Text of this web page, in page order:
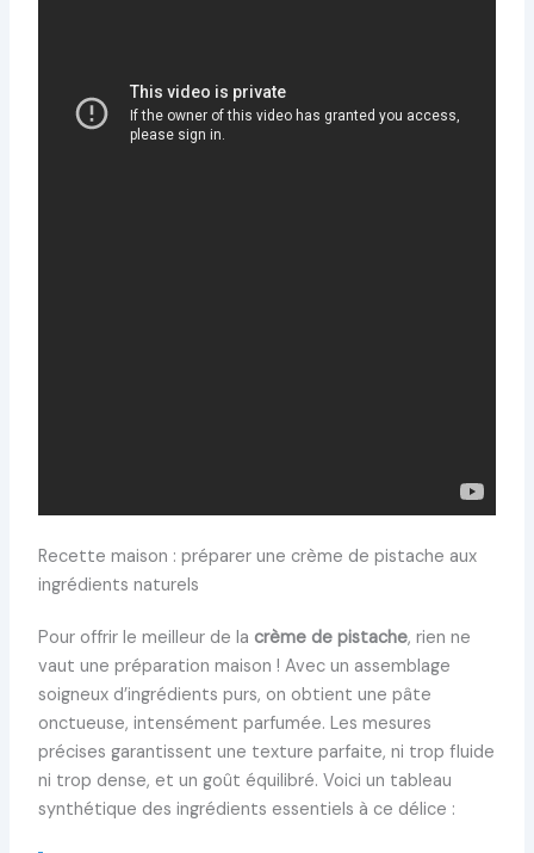
Recette maison : préparer une crème de pistache aux
ingrédients naturels
Pour offrir le meilleur de la crème de pistache, rien ne
vaut une préparation maison ! Avec un assemblage
soigneux d’ingrédients purs, on obtient une pâte
onctueuse, intensément parfumée. Les mesures
précises garantissent une texture parfaite, ni trop fluide
ni trop dense, et un goût équilibré. Voici un tableau
synthétique des ingrédients essentiels à ce délice :